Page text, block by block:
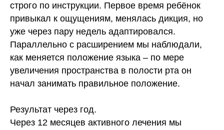
строго по инструкции. Первое время ребёнок
привыкал к ощущениям, менялась дикция, но
уже через пару недель адаптировался.
Параллельно с расширением мы наблюдали,
как меняется положение языка – по мере
увеличения пространства в полости рта он
начал занимать правильное положение.
Результат через год.
Через 12 месяцев активного лечения мы